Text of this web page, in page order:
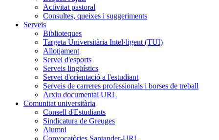
Activitat pastoral
Consultes, queixes i suggeriments
Serveis
Biblioteques
Targeta Universitària Intel·ligent (TUI)
Allotjament
Servei d'esports
Serveis lingüístics
Servei d'orientació a l'estudiant
Serveis de carreres professionals i borses de treball
Arxiu documental URL
Comunitat universitària
Consell d'Estudiants
Sindicatura de Greuges
Alumni
Convocatòries Santander-URL